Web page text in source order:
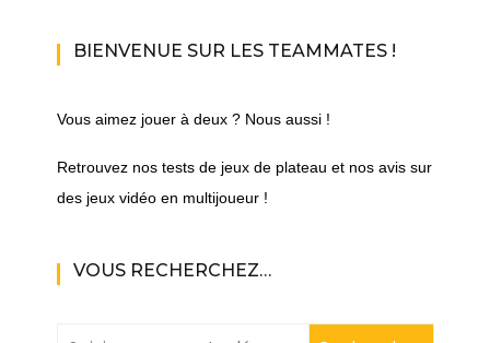
BIENVENUE SUR LES TEAMMATES !
Vous aimez jouer à deux ? Nous aussi !
Retrouvez nos tests de jeux de plateau et nos avis sur
des jeux vidéo en multijoueur !
VOUS RECHERCHEZ…